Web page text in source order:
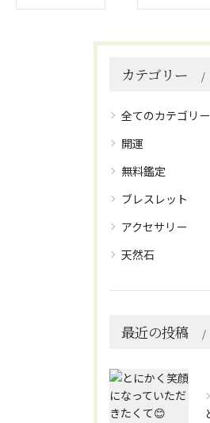
カテゴリー
全てのカテゴリー
開運
無料鑑定
ブレスレット
アクセサリー
天然石
最近の投稿